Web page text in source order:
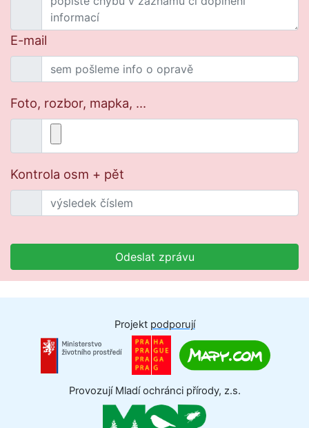
E-mail
Foto, rozbor, mapka, ...
Kontrola osm + pět
Odeslat zprávu
Projekt podporují
Provozují Mladí ochránci přírody, z.s.